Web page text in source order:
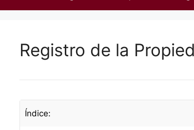
Registro de la
Índice: